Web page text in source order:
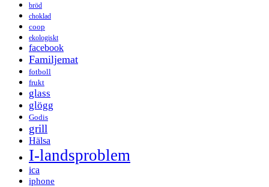
bröd
choklad
coop
ekologiskt
facebook
Familjemat
fotboll
frukt
glass
glögg
Godis
grill
Hälsa
I-landsproblem
ica
iphone